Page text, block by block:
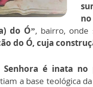
do Ó”, bairro, onde
do Ó, cuja
Senhora é inata no
a base teológica